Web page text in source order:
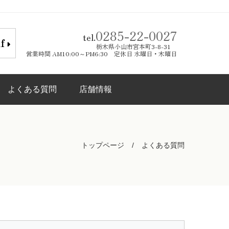
tel.0285-22-0027
栃木県小山市宮本町3-8-31
営業時間 AM10:00～PM6:30 定休日 水曜日・木曜日
よくある質問 店舗情報
トップページ よくある質問